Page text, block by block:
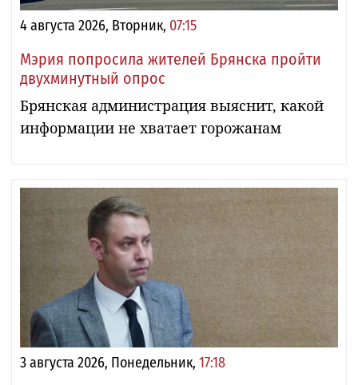
4 августа 2026, Вторник, 07:15
Мэрия попросила жителей Брянска пройти
двухминутный опрос
Брянская администрация выяснит, какой
информации не хватает горожанам
3 августа 2026, Понедельник, 17:18